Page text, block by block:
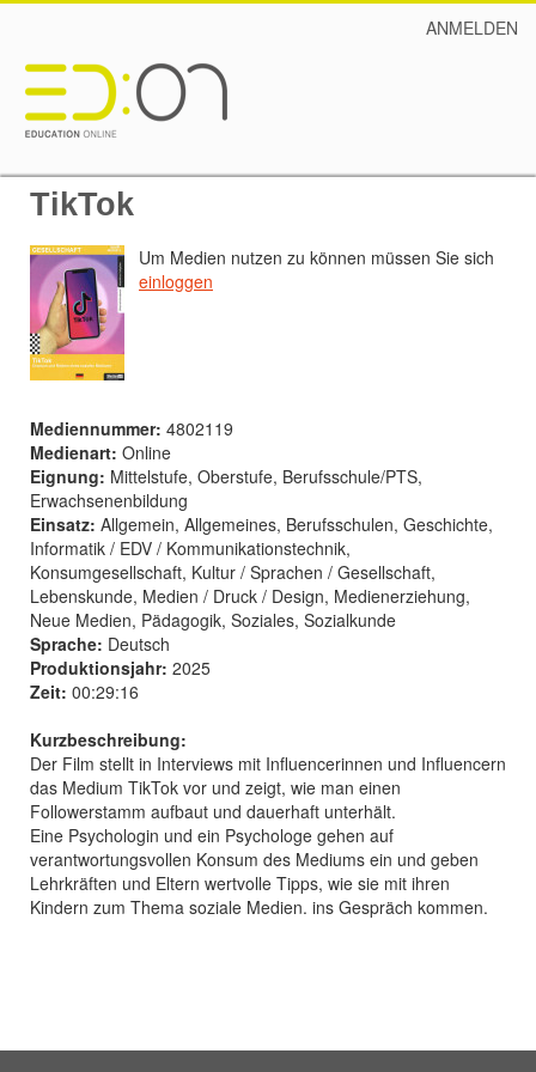
ANMELDEN
TikTok
Um Medien nutzen zu können müssen Sie sich
einloggen
Mediennummer: 4802119
Medienart: Online
Eignung: Mittelstufe, Oberstufe, Berufsschule/PTS,
Erwachsenenbildung
Einsatz: Allgemein, Allgemeines, Berufsschulen, Geschichte,
Informatik / EDV / Kommunikationstechnik,
Konsumgesellschaft, Kultur / Sprachen / Gesellschaft,
Lebenskunde, Medien / Druck / Design, Medienerziehung,
Neue Medien, Pädagogik, Soziales, Sozialkunde
Sprache: Deutsch
Produktionsjahr: 2025
Zeit: 00:29:16
Kurzbeschreibung:
Der Film stellt in Interviews mit Influencerinnen und Influencern
das Medium TikTok vor und zeigt, wie man einen
Followerstamm aufbaut und dauerhaft unterhält.
Eine Psychologin und ein Psychologe gehen auf
verantwortungsvollen Konsum des Mediums ein und geben
Lehrkräften und Eltern wertvolle Tipps, wie sie mit ihren
Kindern zum Thema soziale Medien. ins Gespräch kommen.